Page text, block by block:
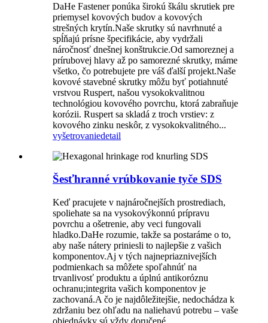
DaHe Fastener ponúka širokú škálu skrutiek pre
priemysel kovových budov a kovových
strešných krytín.Naše skrutky sú navrhnuté a
spĺňajú prísne špecifikácie, aby vydržali
náročnosť dnešnej konštrukcie.Od samoreznej a
prírubovej hlavy až po samorezné skrutky, máme
všetko, čo potrebujete pre váš ďalší projekt.Naše
kovové stavebné skrutky môžu byť potiahnuté
vrstvou Ruspert, našou vysokokvalitnou
technológiou kovového povrchu, ktorá zabraňuje
korózii. Ruspert sa skladá z troch vrstiev: z
kovového zinku neskôr, z vysokokvalitného...
vyšetrovaniedetail
Šesťhranné vrúbkovanie tyče SDS
Keď pracujete v najnáročnejších prostrediach,
spoliehate sa na vysokovýkonnú prípravu
povrchu a ošetrenie, aby veci fungovali
hladko.DaHe rozumie, takže sa postaráme o to,
aby naše nátery priniesli to najlepšie z vašich
komponentov.Aj v tých najnepriaznivejších
podmienkach sa môžete spoľahnúť na
trvanlivosť produktu a úplnú antikoróznu
ochranu;integrita vašich komponentov je
zachovaná.A čo je najdôležitejšie, nedochádza k
zdržaniu bez ohľadu na naliehavú potrebu – vaše
objednávky sú vždy doručené...